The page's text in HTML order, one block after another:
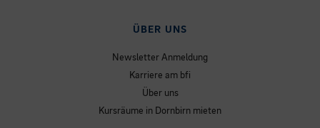
ÜBER UNS
Newsletter Anmeldung
Karriere am bfi
Über uns
Kursräume in Dornbirn mieten